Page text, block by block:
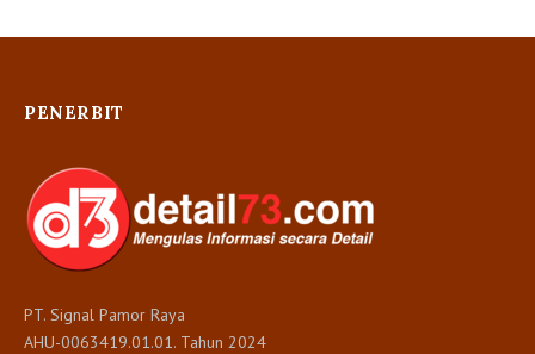
PENERBIT
PT. Signal Pamor Raya
AHU-0063419.01.01. Tahun 2024